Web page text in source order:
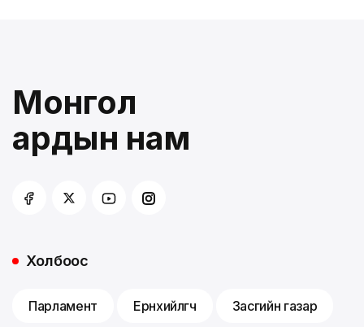
Монгол
ардын нам
Холбоос
Парламент Ерөнхийлөгч Засгийн газар